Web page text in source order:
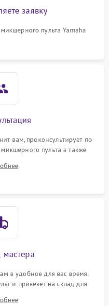
заявку
пульта Yamaha
вам, проконсультирует по
пульта а также
в удобное для вас время.
и привезет на склад для